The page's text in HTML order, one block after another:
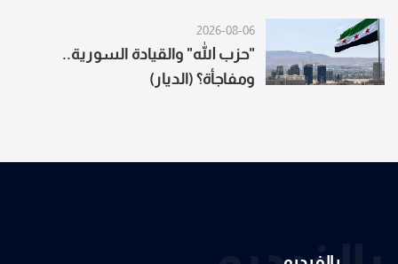
2026-08-06
"حزب الله" والقيادة السورية..
ومفاجأة؟ (الديار)